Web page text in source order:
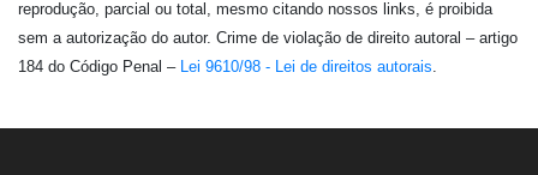
reprodução, parcial ou total, mesmo citando nossos links, é proibida
sem a autorização do autor. Crime de violação de direito autoral – artigo
184 do Código Penal –
Lei 9610/98 - Lei de direitos autorais